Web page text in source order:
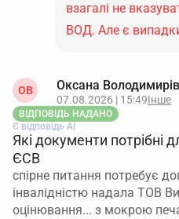
взагалі не
ВОД. Але є
ОВ Оксана
07.08.2026 | 15:49Інше
ВІДПОВІДЬ НАДАНО
Є відповідь АІ
Які документи потрібні
ЄСВ
спірне питання потребує
інвалідністю надала ТОВ
оцінювання... з мокрою